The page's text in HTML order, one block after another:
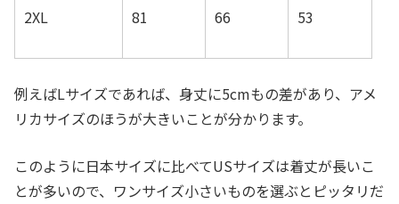
2XL 81 66 53
例えばLサイズであれば、身丈に5cmもの差があり、アメ
リカサイズのほうが大きいことが分かります。
このように日本サイズに比べてUSサイズは着丈が長いこ
とが多いので、ワンサイズ小さいものを選ぶとピッタリだ